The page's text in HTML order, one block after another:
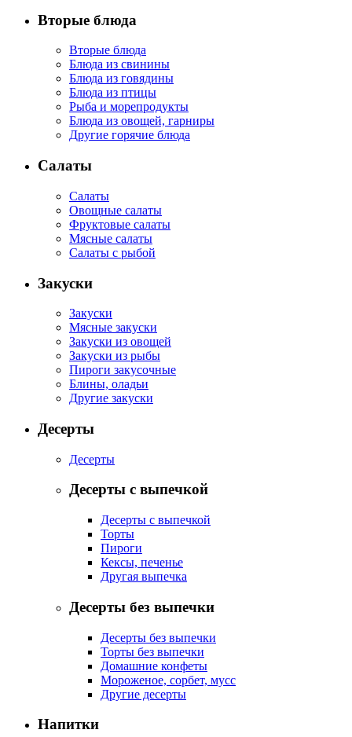
Вторые блюда
Вторые блюда
Блюда из свинины
Блюда из говядины
Блюда из птицы
Рыба и морепродукты
Блюда из овощей, гарниры
Другие горячие блюда
Салаты
Салаты
Овощные салаты
Фруктовые салаты
Мясные салаты
Салаты с рыбой
Закуски
Закуски
Мясные закуски
Закуски из овощей
Закуски из рыбы
Пироги закусочные
Блины, оладьи
Другие закуски
Десерты
Десерты
Десерты с выпечкой
Десерты с выпечкой
Торты
Пироги
Кексы, печенье
Другая выпечка
Десерты без выпечки
Десерты без выпечки
Торты без выпечки
Домашние конфеты
Мороженое, сорбет, мусс
Другие десерты
Напитки